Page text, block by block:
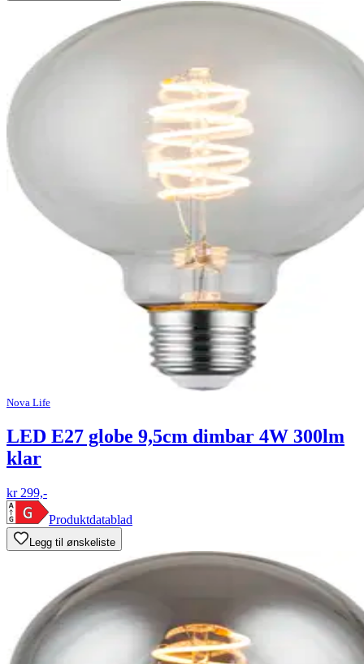
Nova Life
LED E27 globe 9,5cm dimbar 4W 300lm
klar
kr 299,-
Produktdatablad
Legg til ønskeliste